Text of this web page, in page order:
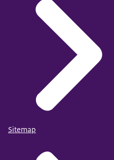
Sitemap